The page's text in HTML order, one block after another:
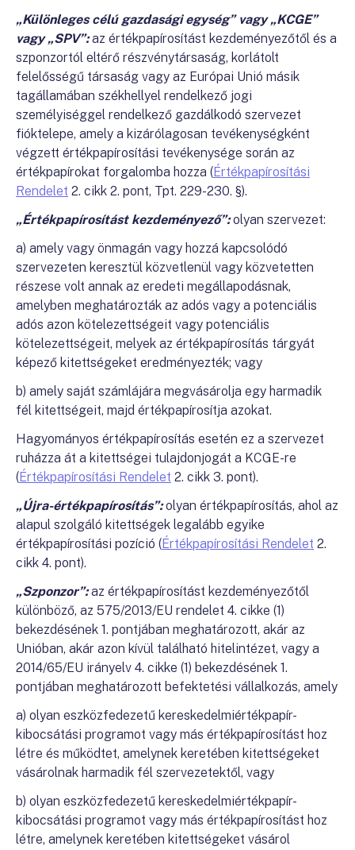
„Különleges célú gazdasági egység” vagy „KCGE”
vagy „SPV”:az értékpapírosítást kezdeményezőtől és a
szponzortól eltérő részvénytársaság, korlátolt
felelősségű társaság vagy az Európai Unió másik
tagállamában székhellyel rendelkező jogi
személyiséggel rendelkező gazdálkodó szervezet
fióktelepe, amely a kizárólagosan tevékenységként
végzett értékpapírosítási tevékenysége során az
értékpapírokat forgalomba hozza (Értékpapírosítási
Rendelet 2. cikk 2. pont, Tpt. 229-230. §).
„Értékpapírosítást kezdeményező”:olyan szervezet:
a) amely vagy önmagán vagy hozzá kapcsolódó
szervezeten keresztül közvetlenül vagy közvetetten
részese volt annak az eredeti megállapodásnak,
amelyben meghatározták az adós vagy a potenciális
adós azon kötelezettségeit vagy potenciális
kötelezettségeit, melyek az értékpapírosítás tárgyát
képező kitettségeket eredményezték; vagy
b) amely saját számlájára megvásárolja egy harmadik
fél kitettségeit, majd értékpapírosítja azokat.
Hagyományos értékpapírosítás esetén ez a szervezet
ruházza át a kitettségei tulajdonjogát a KCGE-re
(Értékpapírosítási Rendelet 2. cikk 3. pont).
„Újra-értékpapírosítás”:olyan értékpapírosítás, ahol az
alapul szolgáló kitettségek legalább egyike
értékpapírosítási pozíció (Értékpapírosítási Rendelet 2.
cikk 4. pont).
„Szponzor”:az értékpapírosítást kezdeményezőtől
különböző, az 575/2013/EU rendelet 4. cikke (1)
bekezdésének 1. pontjában meghatározott, akár az
Unióban, akár azon kívül található hitelintézet, vagy a
2014/65/EU irányelv 4. cikke (1) bekezdésének 1.
pontjában meghatározott befektetési vállalkozás, amely
a) olyan eszközfedezetű kereskedelmiértékpapír-
kibocsátási programot vagy más értékpapírosítást hoz
létre és működtet, amelynek keretében kitettségeket
vásárolnak harmadik fél szervezetektől, vagy
b) olyan eszközfedezetű kereskedelmiértékpapír-
kibocsátási programot vagy más értékpapírosítást hoz
létre, amelynek keretében kitettségeket vásárol